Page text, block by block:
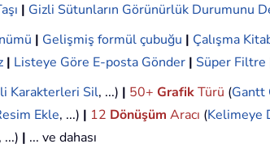
| Gizli Sütunların Görünürlük Durumunu
| Gelişmiş formül çubuğu | Çalışma
| Listeye Göre E-posta Gönder | Süper Filtre
Karakterleri Sil, ...) | 50+ GrafikTürü (Gantt
Ekle, ...) | 12 Dönüşüm Aracı (Kelimeye
, ...) | ... ve dahası